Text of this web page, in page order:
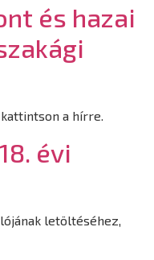
és hazai
a hírre.
évi
letöltéséhez,